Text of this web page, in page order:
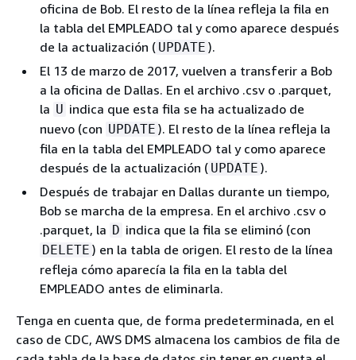
oficina de Bob. El resto de la línea refleja la fila en
la tabla del EMPLEADO tal y como aparece después
de la actualización ( UPDATE ).
El 13 de marzo de 2017, vuelven a transferir a Bob
a la oficina de Dallas. En el archivo .csv o .parquet,
la U indica que esta fila se ha actualizado de
nuevo (con UPDATE ). El resto de la línea refleja la
fila en la tabla del EMPLEADO tal y como aparece
después de la actualización ( UPDATE ).
Después de trabajar en Dallas durante un tiempo,
Bob se marcha de la empresa. En el archivo .csv o
.parquet, la D indica que la fila se eliminó (con
DELETE ) en la tabla de origen. El resto de la línea
refleja cómo aparecía la fila en la tabla del
EMPLEADO antes de eliminarla.
Tenga en cuenta que, de forma predeterminada, en el
caso de CDC, AWS DMS almacena los cambios de fila de